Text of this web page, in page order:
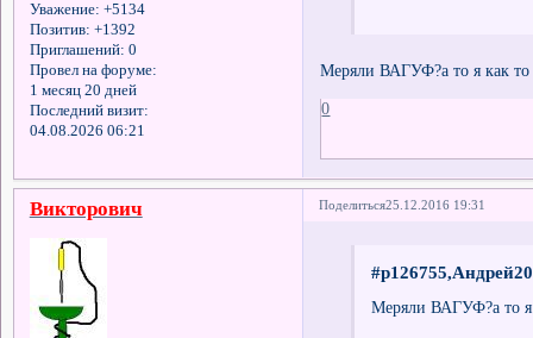
Уважение: +5134
Позитив: +1392
Приглашений: 0
Провел на форуме:
1 месяц 20 дней
Последний визит:
04.08.2026 06:21
Меряли ВАГУФ?а то я как то
0
Поделиться25.12.2016 19:31
Викторович
Меряли ВАГУФ?а то я